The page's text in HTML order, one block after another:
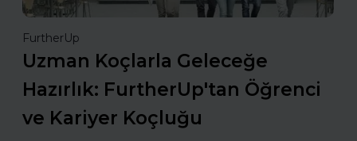
FurtherUp
Uzman Koçlarla Geleceğe
Hazırlık: FurtherUp'tan Öğrenci
ve Kariyer Koçluğu